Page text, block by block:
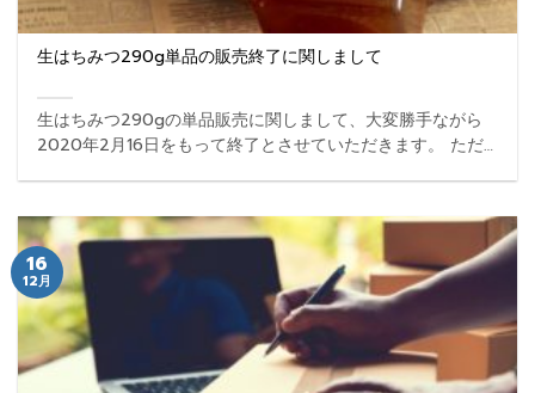
生はちみつ290g単品の販売終了に関しまして
生はちみつ290gの単品販売に関しまして、大変勝手ながら
2020年2月16日をもって終了とさせていただきます。 ただ
16
12月